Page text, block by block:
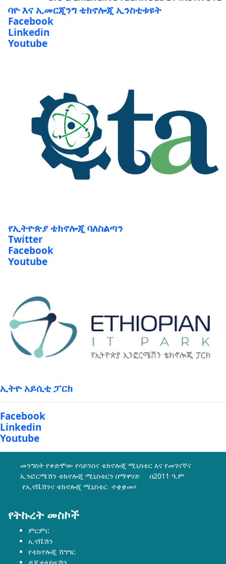
Facebook
Linkedin
Youtube
Twitter
Facebook
Youtube
Facebook
Linkedin
Youtube
መንግስት የቀድሞው የሳይንስና ቴክኖሎጂ ሚኒስቴር እና የመገናኛና
ኢንፎርሜሽን ቴክኖሎጂ ሚኒስቴርን በማዋሃድ በ2011 ዓ.ም
የኢኖቬሽንና ቴክኖሎጂ ሚኒስቴር ተቋቋመ፡፡
ምርምር
ኢኖቬሽን
የቴክኖሎጂ ሽግግር
ዲጂታላይዜሽን